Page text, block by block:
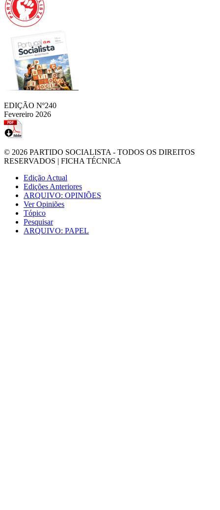
EDIÇÃO Nº240
Fevereiro 2026
© 2026 PARTIDO SOCIALISTA - TODOS OS DIREITOS
RESERVADOS | FICHA TÉCNICA
Edição Actual
Edições Anteriores
ARQUIVO: OPINIÕES
Ver Opiniões
Tópico
Pesquisar
ARQUIVO: PAPEL